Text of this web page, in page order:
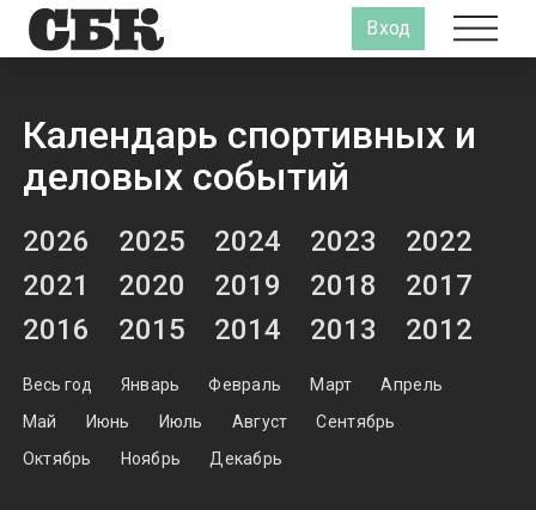
Вход
Календарь спортивных и
деловых событий
2026 2025 2024 2023
2022
2021
2020 2019 2018
2017
2016
2015 2014 2013 2012
Весь год Январь Февраль Март
Апрель
Май
Июнь Июль Август
Сентябрь
Октябрь
Ноябрь Декабрь